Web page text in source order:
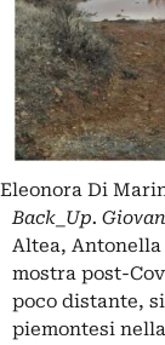
Eleonora Di
Back_Up.
Altea, Antonella
mostra post-
poco distante,
piemontesi